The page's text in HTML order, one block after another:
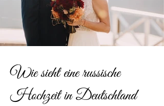
Wie sieht eine russische
Hochzeit in Deutschland